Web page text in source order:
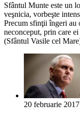
Sfântul Munte este un
veşnicia, vorbeşte
Precum sfinţii îngeri au
neconceput, prin care
(Sfântul Vasile cel
20 februarie 2017